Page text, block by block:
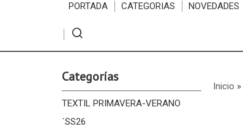
PORTADA CATEGORIAS NOVEDADES
Categorías
TEXTIL PRIMAVERA-VERANO
´SS26
Inicio »